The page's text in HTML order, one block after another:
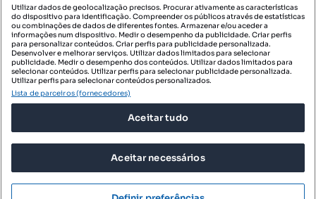
SIGA-NOS:
DESCARREGAR NA:
© 2026 Imovirtual.com, OLX Portugal, S.A.
TERMOS DE UTILIZAÇÃO
Utilizar dados de geolocalização precisos. Procurar ativamente as características
do dispositivo para identificação. Compreender os públicos através de estatísticas
ou combinações de dados de diferentes fontes. Armazenar e/ou aceder a
informações num dispositivo. Medir o desempenho da publicidade. Criar perfis
para personalizar conteúdos. Criar perfis para publicidade personalizada.
Desenvolver e melhorar serviços. Utilizar dados limitados para selecionar
publicidade. Medir o desempenho dos conteúdos. Utilizar dados limitados para
selecionar conteúdos. Utilizar perfis para selecionar publicidade personalizada.
Utilizar perfis para selecionar conteúdos personalizados.
Lista de parceiros (fornecedores)
Aceitar tudo
Aceitar necessários